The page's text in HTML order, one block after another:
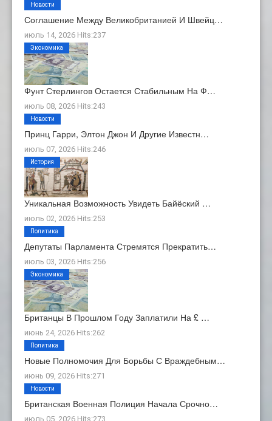
Соглашение Между Великобританией И Швейц…
июль 14, 2026 Hits:237
Новости
Фунт Стерлингов Остается Стабильным На Ф…
июль 08, 2026 Hits:243
Экономика
Принц Гарри, Элтон Джон И Другие Известн…
июль 07, 2026 Hits:246
Новости
Уникальная Возможность Увидеть Байёский …
июль 02, 2026 Hits:253
История
Депутаты Парламента Стремятся Прекратить…
июль 03, 2026 Hits:256
Политика
Британцы В Прошлом Году Заплатили На £ …
июнь 24, 2026 Hits:262
Экономика
Новые Полномочия Для Борьбы С Враждебным…
июнь 09, 2026 Hits:271
Политика
Британская Военная Полиция Начала Срочно…
июль 05, 2026 Hits:273
Новости